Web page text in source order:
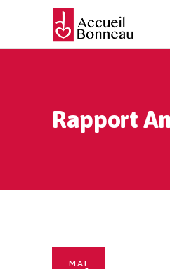
Rapport
MAI